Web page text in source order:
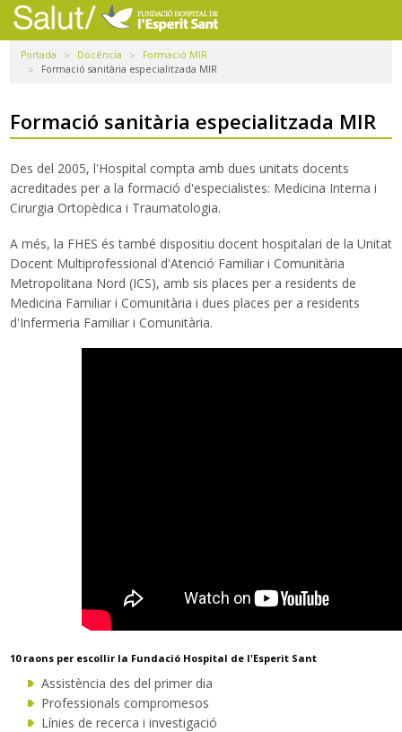
Navegació
principal
Usuaris
Docència
Recerca
La FHES
Intranet
Seleccioneu idioma
Portada Docència
Formació MIR
Formació sanitària especialitzada MIR
Formació sanitària especialitzada MIR
Des del 2005, l'Hospital compta amb dues unitats docents
acreditades per a la formació d'especialistes: Medicina Interna i
Cirurgia Ortopèdica i Traumatologia.
A més, la FHES és també dispositiu docent hospitalari de la Unitat
Docent Multiprofessional d'Atenció Familiar i Comunitària
Metropolitana Nord (ICS), amb sis places per a residents de
Medicina Familiar i Comunitària i dues places per a residents
d'Infermeria Familiar i Comunitària.
10 raons per escollir la Fundació Hospital de l'Esperit Sant
Assistència des del primer dia
Professionals compromesos
Línies de recerca i investigació